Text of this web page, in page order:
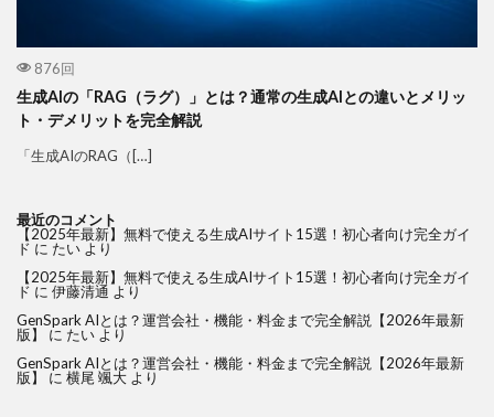
876回
生成AIの「RAG（ラグ）」とは？通常の生成AIとの違いとメリッ
ト・デメリットを完全解説
「生成AIのRAG（[…]
最近のコメント
【2025年最新】無料で使える生成AIサイト15選！初心者向け完全ガイ
ド に たい より
【2025年最新】無料で使える生成AIサイト15選！初心者向け完全ガイ
ド に 伊藤清通 より
GenSpark AIとは？運営会社・機能・料金まで完全解説【2026年最新
版】
に たい より
GenSpark AIとは？運営会社・機能・料金まで完全解説【2026年最新
版】
に 横尾 颯大 より